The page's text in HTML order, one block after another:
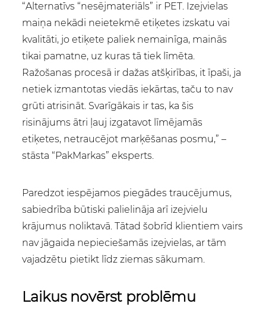
“Alternatīvs “nesējmateriāls” ir PET. Izejvielas
maiņa nekādi neietekmē etiķetes izskatu vai
kvalitāti, jo etiķete paliek nemainīga, mainās
tikai pamatne, uz kuras tā tiek līmēta.
Ražošanas procesā ir dažas atšķirības, it īpaši, ja
netiek izmantotas viedās iekārtas, taču to nav
grūti atrisināt. Svarīgākais ir tas, ka šis
risinājums ātri ļauj izgatavot līmējamās
etiķetes, netraucējot marķēšanas posmu,” –
stāsta “PakMarkas” eksperts.
Paredzot iespējamos piegādes traucējumus,
sabiedrība būtiski palielināja arī izejvielu
krājumus noliktavā. Tātad šobrīd klientiem vairs
nav jāgaida nepieciešamās izejvielas, ar tām
vajadzētu pietikt līdz ziemas sākumam.
Laikus novērst problēmu